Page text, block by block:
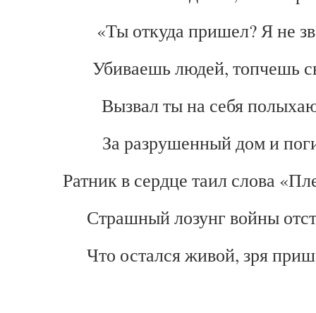
«Ты откуда пришел? Я не
Убиваешь людей, топчешь
Вызвал ты на себя
За разрушенный дом и
Ратник в сердце таил слова
Страшный лозунг войны
Что остался живой, зря